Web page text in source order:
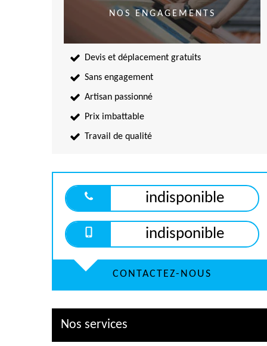
NOS ENGAGEMENTS
Devis et déplacement gratuits
Sans engagement
Artisan passionné
Prix imbattable
Travail de qualité
indisponible
indisponible
CONTACTEZ-NOUS
Nos services